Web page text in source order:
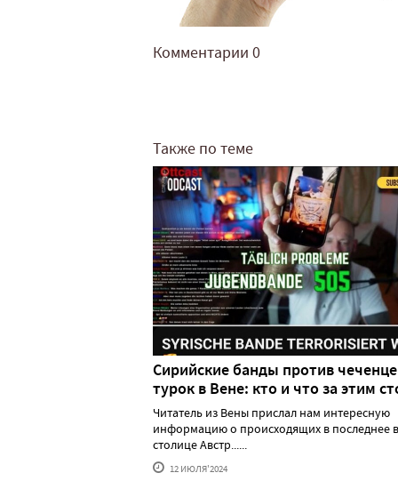
Комментарии 0
Также по теме
Сирийские банды против
турок в Вене: кто и что за этим
Читатель из Вены прислал нам интересную
информацию о происходящих в последнее
столице Австр......
12 ИЮЛЯ'2024